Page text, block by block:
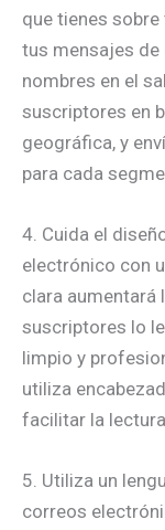
que tienes
tus mensajes
nombres en el
suscriptores en
geográfica, y
para cada
4. Cuida el
electrónico con
clara aumentará
suscriptores lo
limpio y
utiliza
facilitar la lectura.
5. Utiliza un
correos